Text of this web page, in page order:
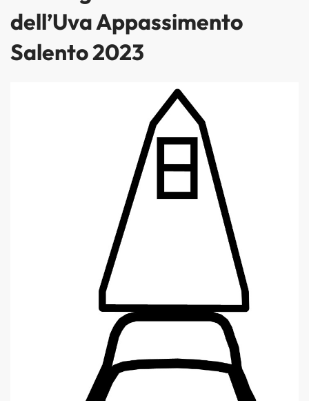
dell’Uva Appassimento
Salento 2023